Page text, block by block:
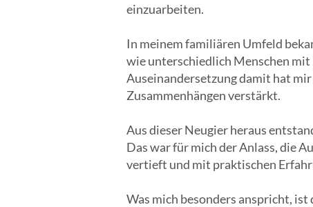
einzuarbeiten.
In meinem familiären Umfeld
wie unterschiedlich Menschen
Auseinandersetzung damit hat
Zusammenhängen verstärkt.
Aus dieser Neugier heraus
Das war für mich der Anlass, die
vertieft und mit praktischen
Was mich besonders anspricht,